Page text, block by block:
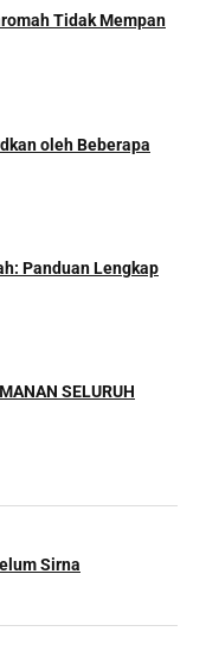
Tidak Mempan
oleh Beberapa
Panduan Lengkap
SELURUH
Sirna